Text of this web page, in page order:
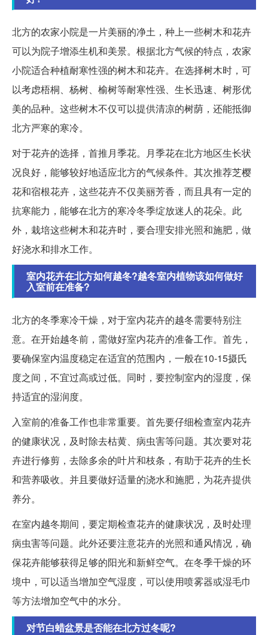
北方的农家小院是一片美丽的净土，种上一些树木和花卉
可以为院子增添生机和美景。根据北方气候的特点，农家
小院适合种植耐寒性强的树木和花卉。在选择树木时，可
以考虑梧桐、杨树、榆树等耐寒性强、生长迅速、树形优
美的品种。这些树木不仅可以提供清凉的树荫，还能抵御
北方严寒的寒冷。
对于花卉的选择，首推月季花。月季花在北方地区生长状
况良好，能够较好地适应北方的气候条件。其次推荐芝樱
花和宿根花卉，这些花卉不仅美丽芳香，而且具有一定的
抗寒能力，能够在北方的寒冷冬季绽放迷人的花朵。此
外，栽培这些树木和花卉时，要合理安排光照和施肥，做
好浇水和排水工作。
室内花卉在北方如何越冬?越冬室内植物该如何做好
入室前在准备?
北方的冬季寒冷干燥，对于室内花卉的越冬需要特别注
意。在开始越冬前，需做好室内花卉的准备工作。首先，
要确保室内温度稳定在适宜的范围内，一般在10-15摄氏
度之间，不宜过高或过低。同时，要控制室内的湿度，保
持适宜的湿润度。
入室前的准备工作也非常重要。首先要仔细检查室内花卉
的健康状况，及时除去枯黄、病虫害等问题。其次要对花
卉进行修剪，去除多余的叶片和枝条，有助于花卉的生长
和营养吸收。并且要做好适量的浇水和施肥，为花卉提供
养分。
在室内越冬期间，要定期检查花卉的健康状况，及时处理
病虫害等问题。此外还要注意花卉的光照和通风情况，确
保花卉能够获得足够的阳光和新鲜空气。在冬季干燥的环
境中，可以适当增加空气湿度，可以使用喷雾器或湿毛巾
等方法增加空气中的水分。
对节白蜡盆景是否能在北方过冬呢?